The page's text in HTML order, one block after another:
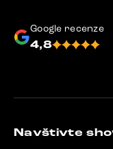
Google recenze
4,8
Navštivte